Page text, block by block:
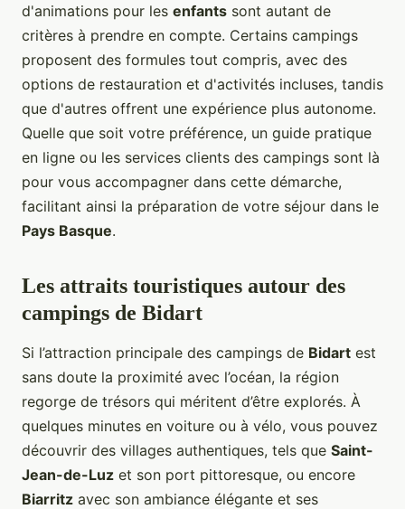
d'animations pour les enfants sont autant de
critères à prendre en compte. Certains campings
proposent des formules tout compris, avec des
options de restauration et d'activités incluses, tandis
que d'autres offrent une expérience plus autonome.
Quelle que soit votre préférence, un guide pratique
en ligne ou les services clients des campings sont là
pour vous accompagner dans cette démarche,
facilitant ainsi la préparation de votre séjour dans le
Pays Basque.
Les attraits touristiques autour des
campings de Bidart
Si l’attraction principale des campings de Bidart est
sans doute la proximité avec l’océan, la région
regorge de trésors qui méritent d’être explorés. À
quelques minutes en voiture ou à vélo, vous pouvez
découvrir des villages authentiques, tels que Saint-
Jean-de-Luz et son port pittoresque, ou encore
Biarritz avec son ambiance élégante et ses